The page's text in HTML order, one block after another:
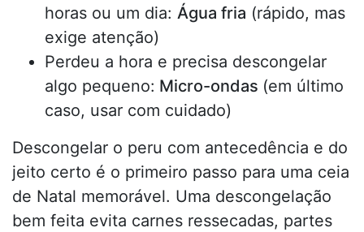
horas ou um dia: Água fria (rápido, mas
exige atenção)
Perdeu a hora e precisa descongelar
algo pequeno: Micro-ondas (em último
caso, usar com cuidado)
Descongelar o peru com antecedência e do
jeito certo é o primeiro passo para uma ceia
de Natal memorável. Uma descongelação
bem feita evita carnes ressecadas, partes